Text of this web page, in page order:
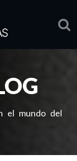
el mundo del